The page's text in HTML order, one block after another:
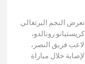
تعرض النجم البرتغالي
كريستيانو رونالدو،
لاعب فريق النصر،
لإصابة خلال مباراة